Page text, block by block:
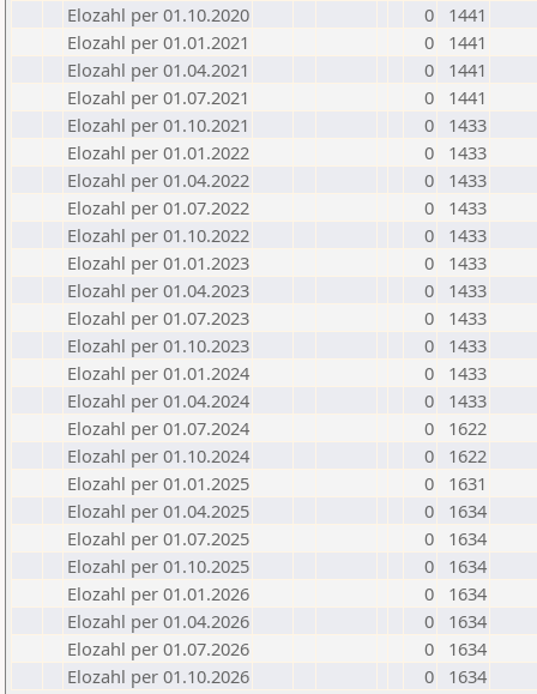
Elozahl per 01.10.2020
0
1441
Elozahl per 01.01.2021
0
1441
Elozahl per 01.04.2021
0
1441
Elozahl per 01.07.2021
0
1441
Elozahl per 01.10.2021
0
1433
Elozahl per 01.01.2022
0
1433
Elozahl per 01.04.2022
0
1433
Elozahl per 01.07.2022
0
1433
Elozahl per 01.10.2022
0
1433
Elozahl per 01.01.2023
0
1433
Elozahl per 01.04.2023
0
1433
Elozahl per 01.07.2023
0
1433
Elozahl per 01.10.2023
0
1433
Elozahl per 01.01.2024
0
1433
Elozahl per 01.04.2024
0
1433
Elozahl per 01.07.2024
0
1622
Elozahl per 01.10.2024
0
1622
Elozahl per 01.01.2025
0
1631
Elozahl per 01.04.2025
0
1634
Elozahl per 01.07.2025
0
1634
Elozahl per 01.10.2025
0
1634
Elozahl per 01.01.2026
0
1634
Elozahl per 01.04.2026
0
1634
Elozahl per 01.07.2026
0
1634
Elozahl per 01.10.2026
0 1634